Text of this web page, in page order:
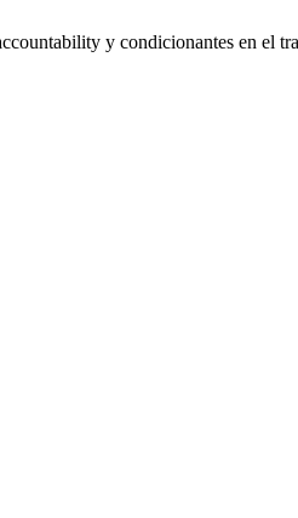
y condicionantes en el